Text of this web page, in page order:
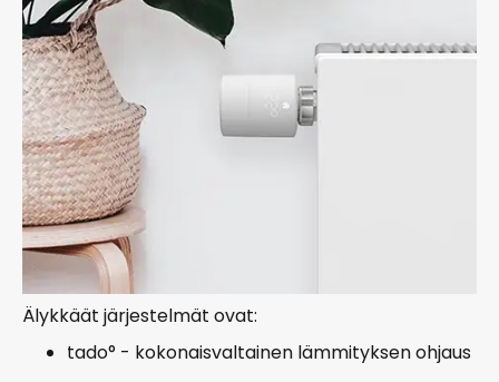
Älykkäät järjestelmät ovat:
tado° - kokonaisvaltainen lämmityksen ohjaus